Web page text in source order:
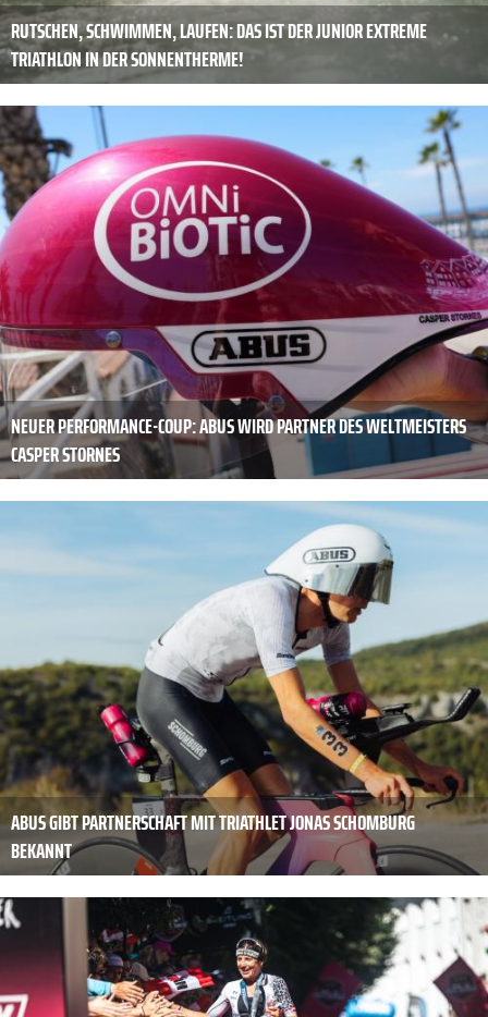
RUTSCHEN, SCHWIMMEN, LAUFEN: DAS IST DER JUNIOR EXTREME
TRIATHLON IN DER SONNENTHERME!
NEUER PERFORMANCE-COUP: ABUS WIRD PARTNER DES WELTMEISTERS
CASPER STORNES
ABUS GIBT PARTNERSCHAFT MIT TRIATHLET JONAS SCHOMBURG
BEKANNT